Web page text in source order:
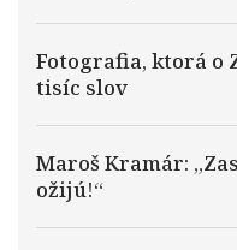
Fotografia, ktorá o
tisíc slov
Maroš Kramár:
ožijú!“